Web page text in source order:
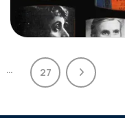
… 27